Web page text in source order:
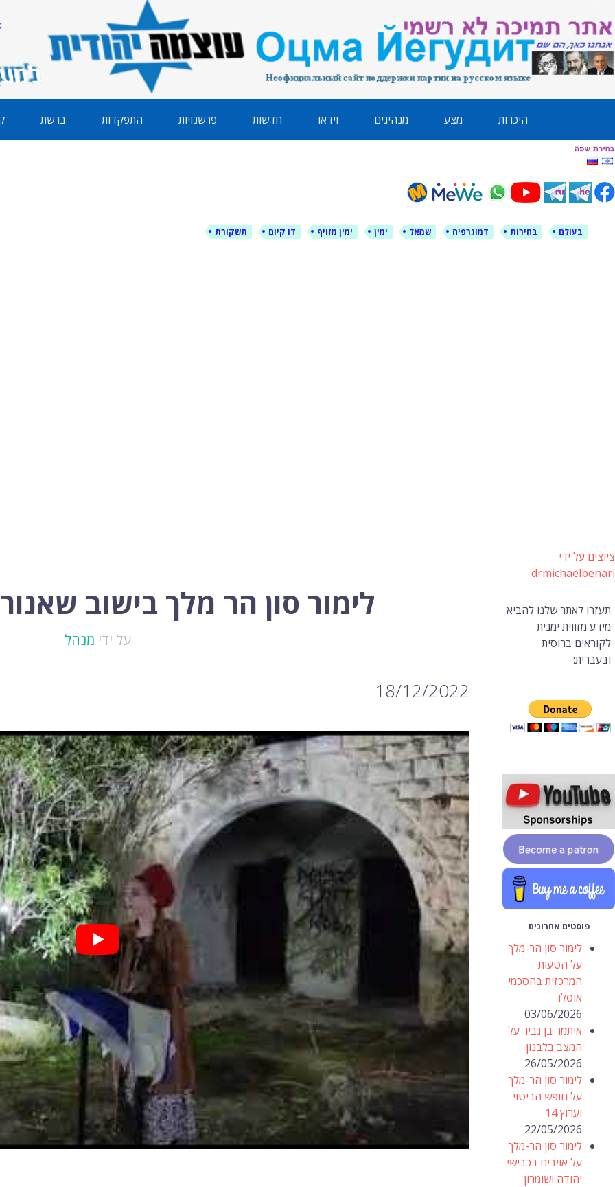
לימין עוצמה יהודית
היכרות מצע מנהיגים וידאו חדשות פרשנויות התפקדות ברשת
בעולם בחירות דמוגרפיה שמאל ימין ימין מזויף דו קיום תשקורת
לימור סון הר מלך בישוב
על ידי מנהל
18/12/2022
ציוצים על ידי
drmichaelbenari
תעזרו לאתר שלנו להביא
מידע מזווית ימנית
לקוראים ברוסית
ובעברית:
פוסטים אחרונים
לימור סון הר-מלך
על הטעות
המרכזית בהסכמי
אוסלו
03/06/2026
איתמר בן גביר על
המצב בלבנון
26/05/2026
לימור סון הר-מלך
על חופש הביטוי
וערוץ 14
22/05/2026
לימור סון הר-מלך
על אויבים בכבישי
יהודה ושומרון